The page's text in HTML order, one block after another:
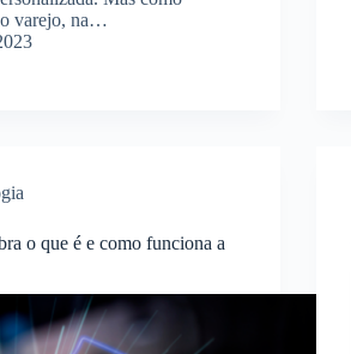
varejo, na…
o que é e como funciona a